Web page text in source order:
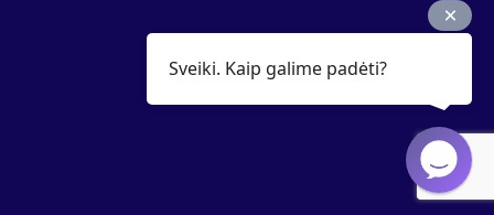
Sveiki. Kaip galime padėti?